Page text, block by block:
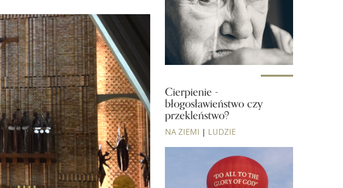
Cierpienie -
błogosławieństwo czy
przekleństwo?
NA ZIEMI | LUDZIE